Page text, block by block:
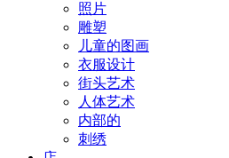
照片
雕塑
儿童的图画
衣服设计
街头艺术
人体艺术
内部的
刺绣